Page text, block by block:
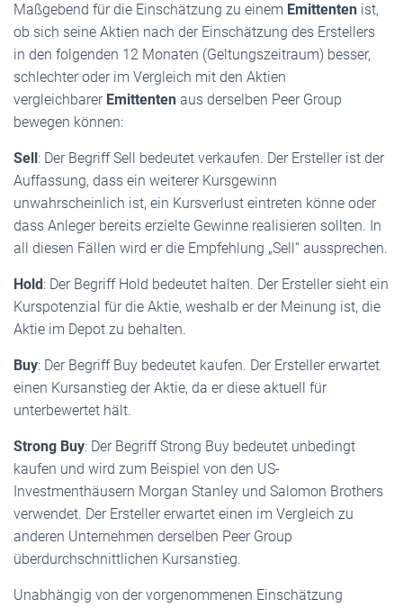
Maßgebend für die Einschätzung zu einem Emittenten ist,
ob sich seine Aktien nach der Einschätzung des Erstellers
in den folgenden 12 Monaten (Geltungszeitraum) besser,
schlechter oder im Vergleich mit den Aktien
vergleichbarer Emittenten aus derselben Peer Group
bewegen können:
Sell: Der Begriff Sell bedeutet verkaufen. Der Ersteller ist der
Auffassung, dass ein weiterer Kursgewinn
unwahrscheinlich ist, ein Kursverlust eintreten könne oder
dass Anleger bereits erzielte Gewinne realisieren sollten. In
all diesen Fällen wird er die Empfehlung „Sell“ aussprechen.
Hold: Der Begriff Hold bedeutet halten. Der Ersteller sieht ein
Kurspotenzial für die Aktie, weshalb er der Meinung ist, die
Aktie im Depot zu behalten.
Buy: Der Begriff Buy bedeutet kaufen. Der Ersteller erwartet
einen Kursanstieg der Aktie, da er diese aktuell für
unterbewertet hält.
Strong Buy: Der Begriff Strong Buy bedeutet unbedingt
kaufen und wird zum Beispiel von den US-
Investmenthäusern Morgan Stanley und Salomon Brothers
verwendet. Der Ersteller erwartet einen im Vergleich zu
anderen Unternehmen derselben Peer Group
überdurchschnittlichen Kursanstieg.
Unabhängig von der vorgenommenen Einschätzung